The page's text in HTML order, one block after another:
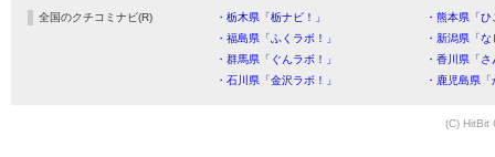
全国のクチコミナビ(R) ・栃木県「栃ナビ！」
・熊本県「
・福島県「ふくラボ！」
・新潟県「
・群馬県「ぐんラボ！」
・香川県「
・石川県「金沢ラボ！」
・鹿児島県
(C) HitBit